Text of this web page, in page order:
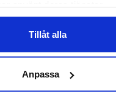
Tillåt alla
Anpassa
gillade